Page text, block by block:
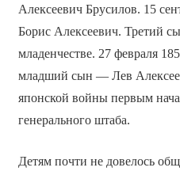
Алексеевич Брусилов. 15
Борис Алексеевич. Третий
младенчестве. 27 февраля
младший сын — Лев
японской войны первым
генерального штаба.
Детям почти не довелось